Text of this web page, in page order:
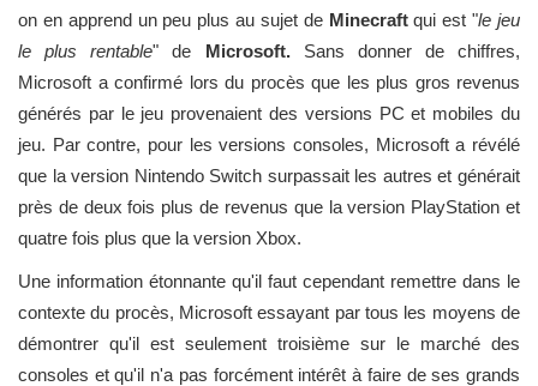
on en apprend un peu plus au sujet de Minecraftqui est "le jeu
le plus rentable" de Microsoft.Sans donner de chiffres,
Microsoft a confirmé lors du procès que les plus gros revenus
générés par le jeu provenaient des versions PC et mobiles du
jeu. Par contre, pour les versions consoles, Microsoft a révélé
que la version Nintendo Switch surpassait les autres et générait
près de deux fois plus de revenus que la version PlayStation et
quatre fois plus que la version Xbox.
Une information étonnante qu'il faut cependant remettre dans le
contexte du procès, Microsoft essayant par tous les moyens de
démontrer qu'il est seulement troisième sur le marché des
consoles et qu'il n'a pas forcément intérêt à faire de ses grands